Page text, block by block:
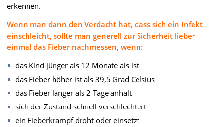
erkennen.
Wenn man dann den Verdacht hat, dass sich ein Infekt
einschleicht, sollte man generell zur Sicherheit lieber
einmal das Fieber nachmessen, wenn:
das Kind jünger als 12 Monate als ist
das Fieber höher ist als 39,5 Grad Celsius
das Fieber länger als 2 Tage anhält
sich der Zustand schnell verschlechtert
ein Fieberkrampf droht oder einsetzt